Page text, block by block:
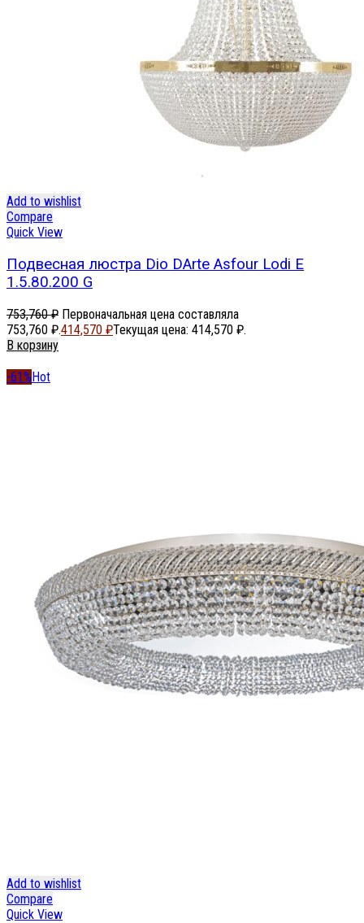
Add to wishlist
Compare
Quick View
Подвесная люстра Dio DArte Asfour Lodi E
1.5.80.200 G
753,760₽ Первоначальная цена составляла
753,760 ₽.414,570 ₽Текущая цена: 414,570 ₽.
В корзину
-61%Hot
Add to wishlist
Compare
Quick View